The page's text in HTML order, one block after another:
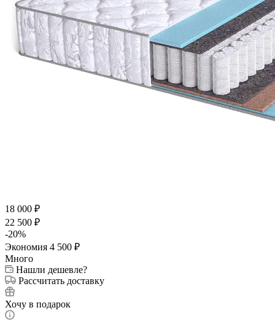
18 000 ₽
22 500 ₽
-20%
Экономия 4 500 ₽
Много
Нашли дешевле?
Рассчитать доставку
Хочу в подарок